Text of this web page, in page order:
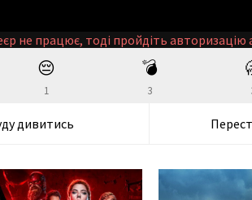
не працює, тоді пройдіть авторизацію
😔
1
💣
3
дивитись